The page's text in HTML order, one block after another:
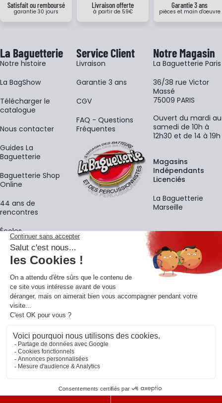
Satisfait ou remboursé
garantie 30 jours
Livraison offerte
à partir de 59€
Garantie 3 ans
pièces et main d'oeuvre
La Baguetterie
Notre histoire
La BagShow
​Télécharger le
catalogue
Nous contacter
Guides La
Baguetterie
Baguetterie Shop
Online
44 ans de
rencontres
Écoles
Service Client
Livraison
Garantie 3 ans
CGV
FAQ - Questions
Fréquentes
Notre Magasin
La Baguetterie Paris
36/38 rue Victor
Massé
75009 PARIS
Ouvert du mardi au
samedi de 10h à
12h30 et de 14 à 19h
Magasins
Indépendants
Licenciés
La Baguetterie
Marseille
La newsletter
Adresse e-mail
En vous inscrivant à notre newsletter, vous acceptez notre
confidentialité.
Retrouvons-nous sur